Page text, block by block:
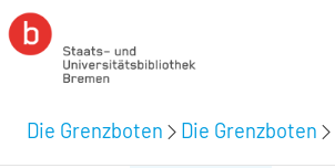
Die Grenzboten Die Grenzboten